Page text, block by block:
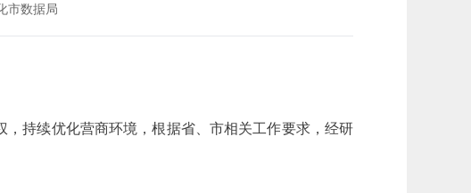
市数据局
持续优化营商环境，根据省、市相关工作要求，经研